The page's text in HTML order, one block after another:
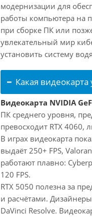
модернизации для
работы компьютера на
при сборке ПК или
увлекательный мир
установить систему
Какая
Видеокарта NVIDIA
ПК среднего уровня,
превосходит RTX 4060,
В играх видеокарта
выдаёт 250+ FPS,
работают плавно:
120 FPS.
RTX 5050 полезна за
и расчётами.
DaVinci Resolve.